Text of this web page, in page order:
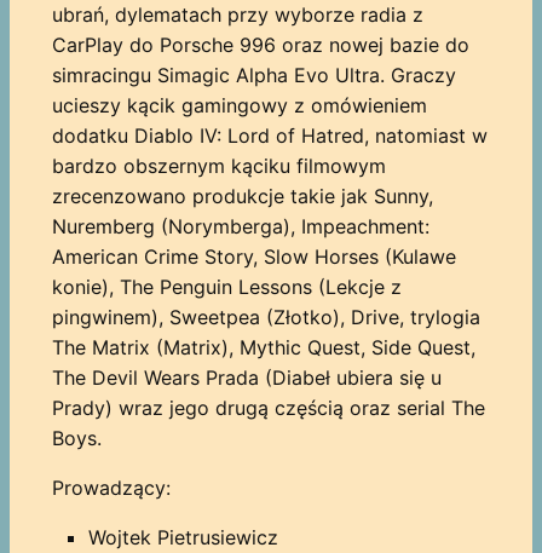
ubrań, dylematach przy wyborze radia z
CarPlay do Porsche 996 oraz nowej bazie do
simracingu Simagic Alpha Evo Ultra. Graczy
ucieszy kącik gamingowy z omówieniem
dodatku Diablo IV: Lord of Hatred, natomiast w
bardzo obszernym kąciku filmowym
zrecenzowano produkcje takie jak Sunny,
Nuremberg (Norymberga), Impeachment:
American Crime Story, Slow Horses (Kulawe
konie), The Penguin Lessons (Lekcje z
pingwinem), Sweetpea (Złotko), Drive, trylogia
The Matrix (Matrix), Mythic Quest, Side Quest,
The Devil Wears Prada (Diabeł ubiera się u
Prady) wraz jego drugą częścią oraz serial The
Boys.
Prowadzący:
Wojtek Pietrusiewicz